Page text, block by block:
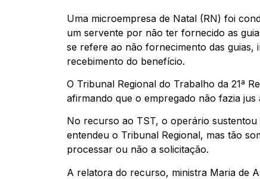
Uma microempresa de Natal (RN) foi
um servente por não ter fornecido as
se refere ao não fornecimento das guias,
recebimento do benefício.
O Tribunal Regional do Trabalho da 21ª
afirmando que o empregado não fazia
No recurso ao TST, o operário
entendeu o Tribunal Regional, mas tão
processar ou não a solicitação.
A relatora do recurso, ministra Maria de